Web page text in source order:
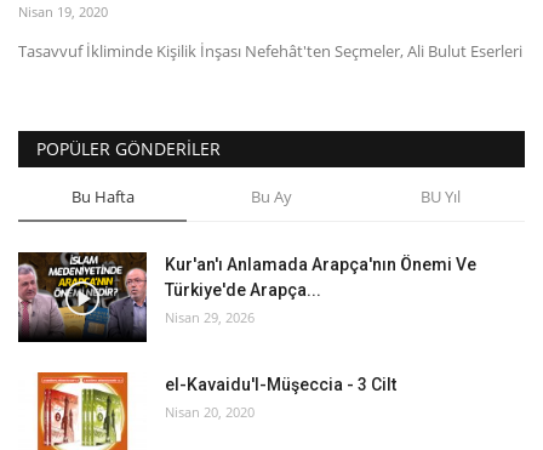
Nisan 19, 2020
Tasavvuf İkliminde Kişilik İnşası Nefehât'ten Seçmeler, Ali Bulut Eserleri
POPÜLER GÖNDERILER
Bu Hafta Bu Ay BU Yıl
Kur'an'ı Anlamada Arapça'nın Önemi Ve
Türkiye'de Arapça...
Nisan 29, 2026
el-Kavaidu'l-Müşeccia - 3 Cilt
Nisan 20, 2020